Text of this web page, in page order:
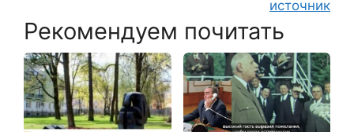
источник
Рекомендуем почитать